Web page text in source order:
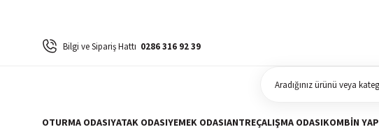
Bilgi ve Sipariş Hattı 0286 316 92 39
OTURMA ODASIYATAK ODASIYEMEK ODASIANTREÇALIŞMA ODASIKOMBIN YAP